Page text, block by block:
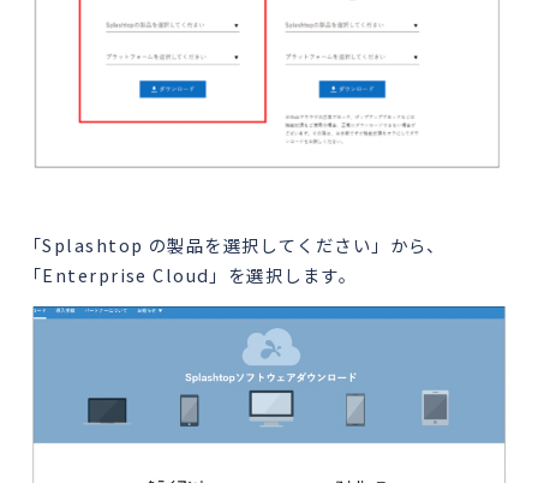
「Splashtop の製品を選択してください」から、
「Enterprise Cloud」を選択します。